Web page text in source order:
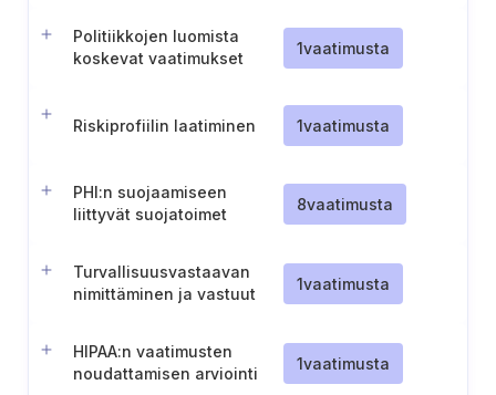
Politiikkojen luomista
koskevat vaatimukset
1vaatimusta
Riskiprofiilin laatiminen 1vaatimusta
PHI:n suojaamiseen
liittyvät suojatoimet
8vaatimusta
Turvallisuusvastaavan
nimittäminen ja vastuut
1vaatimusta
HIPAA:n vaatimusten
noudattamisen arviointi
1vaatimusta